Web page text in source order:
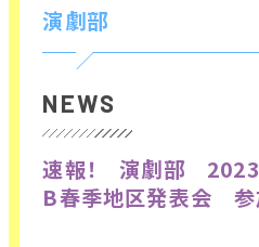
演劇部
NEWS
速報！ 演劇部 2023
B春季地区発表会 参